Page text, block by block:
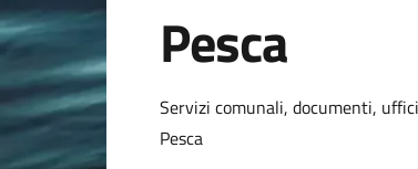
Pesca
Dettagli
Servizi comunali, documenti,
Pesca